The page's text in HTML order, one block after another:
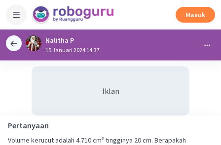
Masuk
Nalitha P
15 Januari 2024 14:37
Iklan
Pertanyaan
Volume kerucut adalah 4.710 cm³ tingginya 20 cm. Berapakah